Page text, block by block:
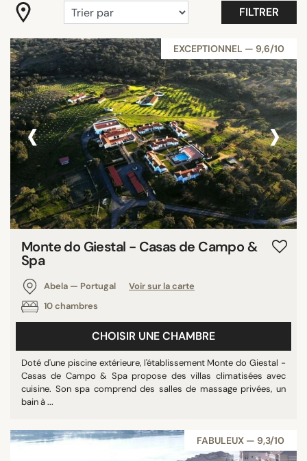
FILTRER
"Coup de Coeur"
Adultes
Belle vue
Best Athens 2025
Best Crete 2025
Best Hotels Holbox
Best Hotels Mallorca 2025
Tout afficher
ÉQUIPEMENTS
Balcon
Chambres familiales
Jardin/terrasse
Piscine
Piscine privée
Tout afficher
ÉTOILES
1 étoile
EXCEPTIONNEL — 9,6/10
‹ ›
Monte do Giestal - Casas de Campo &
Spa
Abela — Portugal
Voir sur la carte
10 chambres
CHOISIR UNE CHAMBRE
Doté d'une piscine extérieure, l'établissement Monte do Giestal -
Casas de Campo & Spa propose des villas climatisées avec
cuisine. Son spa comprend des salles de massage privées, un
bain à ...
FABULEUX — 9,3/10